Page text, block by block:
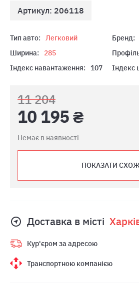
Артикул: 206118
Тип авто: Легковий Бренд:
Ширина:
285
Індекс навантаження:
107 Індекс
11 204
10 195 ₴
Немає в наявності
ПОКАЗАТИ
Доставка в місті
Кур'єром за адресою
Транспортною компанією